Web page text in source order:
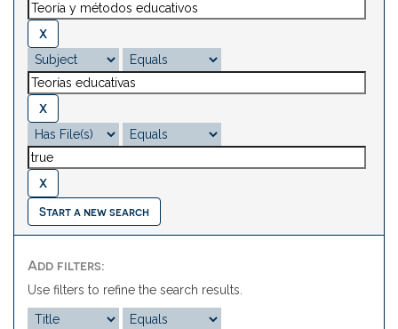
Start a new search
Add filters:
Use filters to refine the search results.